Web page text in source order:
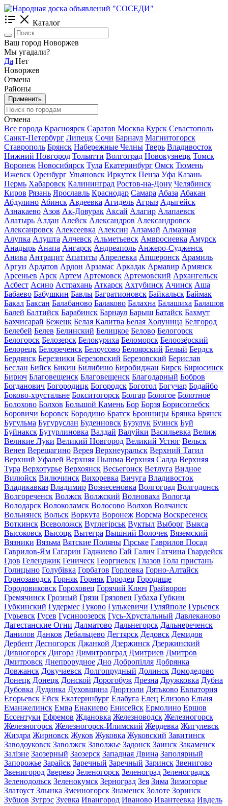
Каталог
Ваш город Новоржев
Мы угадали?
Да Нет
Новоржев
Отмена
Районы
Применить
Отмена
Все города Красноярск Саратов Москва Курск Севастополь
Санкт-Петербург Липецк Сочи Барнаул Магнитогорск
Ставрополь Брянск Набережные Челны Тверь Владивосток
Нижний Новгород Тольятти Волгоград Новокузнецк Томск
Воронеж Новосибирск Тула Екатеринбург Омск Тюмень
Ижевск Оренбург Ульяновск Иркутск Пенза Уфа Казань
Пермь Хабаровск Калининград Ростов-на-Дону Челябинск
Киров Рязань Ярославль Краснодар Самара Абаза Абакан
Абдулино Абинск Авдеевка Агидель Агрыз Адыгейск
Азнакаево Азов Ак-Довурак Аксай Алагир Алапаевск
Алатырь Алдан Алейск Александров Александровск
Алексанровск Алексеевка Алексин Алзамай Алмазная
Алупка Алушта Алчевск Альметьевск Амвросиевка Амурск
Анадырь Анапа Ангарск Андреаполь Анжеро-Судженск
Анива Антрацит Апатиты Апрелевка Апшеронск Арамиль
Аргун Ардатов Ардон Арзамас Аркадак Армавир Армянск
Арсеньев Арск Артем Артемовск Артемовский Архангельск
Асбест Асино Астрахань Аткарск Ахтубинск Ачинск Аша
Бабаево Бабушкин Бавлы Багратионовск Байкальск Баймак
Бакал Баксан Балабаново Балаково Балахна Балашиха Балашов
Балей Балтийск Барабинск Барнаул Барыш Батайск Бахмут
Бахчисарай Бежецк Белая Калитва Белая Холуница Белгород
Белебей Белев Белинский Белицкое Белово Белогорск
Белогорск Белозерск Белокуриха Беломорск Белоозёрский
Белорецк Белореченск Белоусово Белоярский Белый Бердск
Бердянск Березники Березовский Березовский Берислав
Беслан Бийск Бикин Билибино Биробиджан Бирск Бирюсинск
Бирюч Благовещенск Благовещенск Благодарный Бобров
Богданович Богородицк Богородск Боготол Богучар Бодайбо
Боково-хрустальне Бокситогорск Болгар Бологое Болотное
Болохово Болхов Большой Камень Бор Борзя Борисоглебск
Боровичи Боровск Бородино Братск Бронницы Брянка Брянск
Бугульма Бугуруслан Буденновск Бузулук Буинск Буй
Буйнакск Бутурлиновка Валдай Валуйки Васильевка Велиж
Великие Луки Великий Новгород Великий Устюг Вельск
Венев Верещагино Верея Верхнеуральск Верхний Тагил
Верхний Уфалей Верхняя Пышма Верхняя Салда Верхняя
Тура Верхотурье Верхоянск Весьегонск Ветлуга Видное
Вилюйск Вилючинск Вихоревка Вичуга Владивосток
Владикавказ Владимир Вознесеновка Волгоград Волгодонск
Волгореченск Волжск Волжский Волноваха Вологда
Володарск Волоколамск Волосово Волхов Волчанск
Вольнянск Вольск Воркута Воронеж Ворсма Воскресенск
Воткинск Всеволожск Вуглегірськ Вуктыл Выборг Выкса
Высоковск Высоцк Вытегра Вышний Волочек Вяземский
Вязники Вязьма Вятские Поляны Гірське Гаврилов Посад
Гаврилов-Ям Гагарин Гаджиево Гай Галич Гатчина Гвардейск
Гдов Геленджик Геническ Георгиевск Глазов Гола пристань
Голицыно Голубівка Горбатов Горловка Горно-Алтайск
Горнозаводск Горняк Горняк Городец Городище
Городовиковск Гороховец Горячий Ключ Грайворон
Гремячинск Грозный Грязи Грязовец Губаха Губкин
Губкинский Гудермес Гуково Гулькевичи Гуляйполе Гурьевск
Гурьевск Гусев Гусиноозерск Гусь-Хрустальный Давлеканово
Дагестанские Огни Далматово Дальнегорск Дальнереченск
Данилов Данков Дебальцево Дегтярск Дедовск Демидов
Дербент Десногорск Джанкой Дзержинск Дзержинский
Дивногорск Дигора Димитровград Дмитриев Дмитров
Дмитровск Днепрорудное Дно Добропілля Добрянка
Довжанск Докучаевск Долгопрудный Долинск Домодедово
Донецк Донецк Донской Дорогобуж Дрезна Дружковка Дубна
Дубовка Дудинка Духовщина Дюртюли Дятьково Евпатория
Егорьевск Ейск Екатеринбург Елабуга Елец Елизово Ельня
Еманжелинск Емва Енакиево Енисейск Ермолино Ершов
Ессентуки Ефремов Ждановка Железноводск Железногорск
Железногорск Железногорск-Илимский Жердевка Жигулевск
Жиздра Жирновск Жуков Жуковка Жуковский Завитинск
Заводоуковск Заволжск Заволжье Задонск Заинск Закаменск
Залізне Заозерный Заозерск Западная Двина Заполярный
Запорожье Зарайск Заречный Заречный Заринск Звенигово
Звенигород Зверево Зеленогорск Зеленоград Зеленоградск
Зеленодольск Зеленокумск Зерноград Зея Зима Зимогорье
Златоуст Злынка Змеиногорск Знаменск Золоте Зоринск
Зубцов Зугрэс Зуевка Ивангород Иваново Ивантеевка Ивдель